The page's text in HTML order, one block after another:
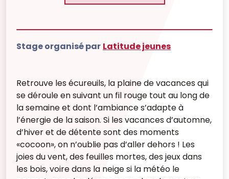
Stage organisé par Latitude jeunes
Retrouve les écureuils, la plaine de vacances qui
se déroule en suivant un fil rouge tout au long de
la semaine et dont l’ambiance s’adapte à
l’énergie de la saison. Si les vacances d’automne,
d’hiver et de détente sont des moments
«cocoon», on n’oublie pas d’aller dehors ! Les
joies du vent, des feuilles mortes, des jeux dans
les bois, voire dans la neige si la météo le